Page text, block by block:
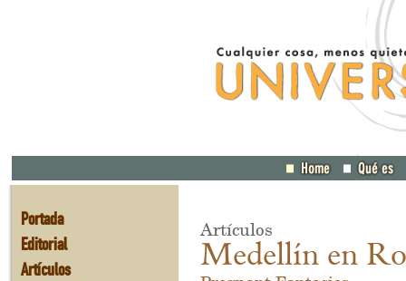
Portada
Editorial
Artículos
Artículos
Medellín en